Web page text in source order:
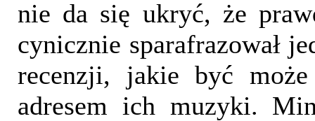
nie da się ukryć, że
cynicznie sparafrazował
recenzji, jakie być
adresem ich muzyki.